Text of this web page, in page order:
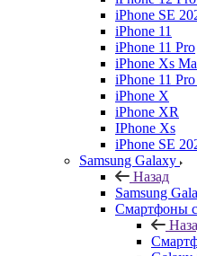
iPhone SE
iPhone 11
iPhone 11 Pro
iPhone Xs
iPhone 11
iPhone X
iPhone XR
IPhone Xs
iPhone SE
Samsung Galaxy
Назад
Samsung
Смартфоны